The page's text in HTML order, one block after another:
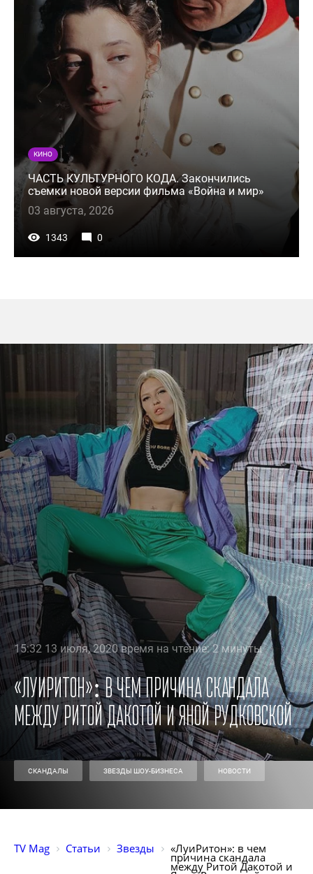
КИНО
ЧАСТЬ КУЛЬТУРНОГО КОДА. Закончились
съемки новой версии фильма «Война и мир»
03 августа, 2026
1343 0
15:32 13 июля, 2020 время на чтение: 2 минуты
«ЛуиРитон»: в чем причина скандала
между Ритой Дакотой и Яной Рудковской
СКАНДАЛЫ ЗВЕЗДЫ ШОУ-БИЗНЕСА НОВОСТИ
TV Mag Статьи Звезды «ЛуиРитон»: в чем
причина скандала
между Ритой Дакотой и